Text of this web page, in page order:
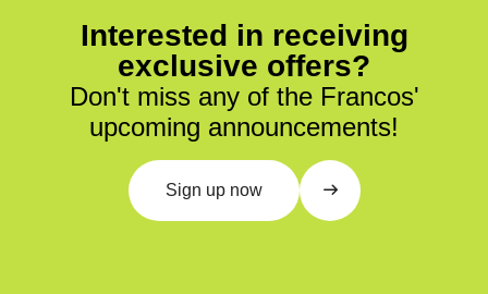
Interested in receiving
exclusive offers?
Don't miss any of the Francos'
upcoming announcements!
Sign up now